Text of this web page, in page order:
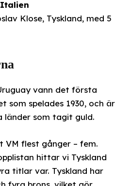
Italien
Klose, Tyskland, med 5
vann det första
som spelades 1930, och är
som tagit guld.
VM flest gånger – fem.
hittar vi Tyskland
titlar var. Tyskland har